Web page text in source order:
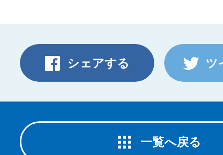
シェアする ツ
一覧へ戻る